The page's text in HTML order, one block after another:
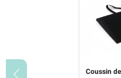
Coussin